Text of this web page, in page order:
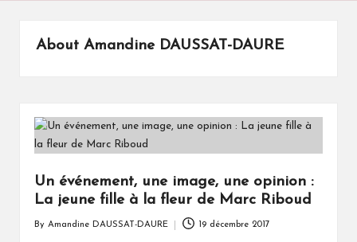
About Amandine DAUSSAT-DAURE
Un événement, une image, une opinion :
La jeune fille à la fleur de Marc Riboud
By Amandine DAUSSAT-DAURE 19 décembre 2017